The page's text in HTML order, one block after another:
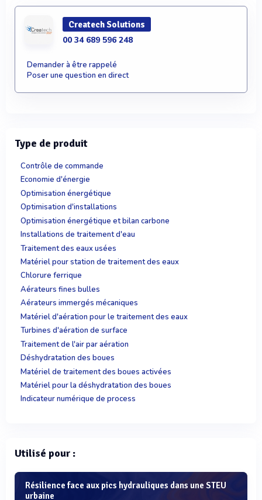
Createch Solutions
00 34 689 596 248
Demander à être rappelé
Poser une question en direct
Type de produit
Contrôle de commande
Economie d'énergie
Optimisation énergétique
Optimisation d'installations
Optimisation énergétique et bilan carbone
Installations de traitement d'eau
Traitement des eaux usées
Matériel pour station de traitement des eaux
Chlorure ferrique
Aérateurs fines bulles
Aérateurs immergés mécaniques
Matériel d'aération pour le traitement des eaux
Turbines d'aération de surface
Traitement de l'air par aération
Déshydratation des boues
Matériel de traitement des boues activées
Matériel pour la déshydratation des boues
Indicateur numérique de process
Utilisé pour :
Résilience face aux pics hydrauliques dans une STEU
urbaine